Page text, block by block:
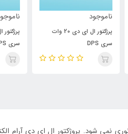
ناموجود
پرژکتور ال ای دی 20 وات
سری DPS
سری DPS
نمی شود. پروژکتور ال ای دی آرام